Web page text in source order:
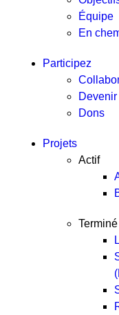
Équipe
En
Participez
Dons
Projets
Actif